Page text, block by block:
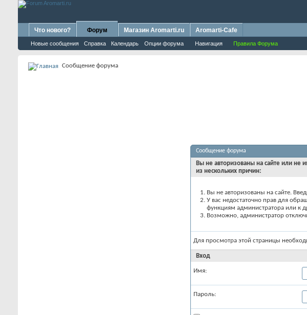
Что нового? Форум
Новые сообщения Справка Календарь Опции форума Навигация Правила Форума
Магазин Aromarti.ru Aromarti-Cafe
Сообщение форума
Сообщение форума
Вы не авторизованы на сайте или не
из нескольких причин:
Вы не авторизованы на сайте.
У вас недостаточно прав для
функциям администратора или к
Возможно, администратор
Для просмотра этой страницы
Вход
Имя:
Пароль: